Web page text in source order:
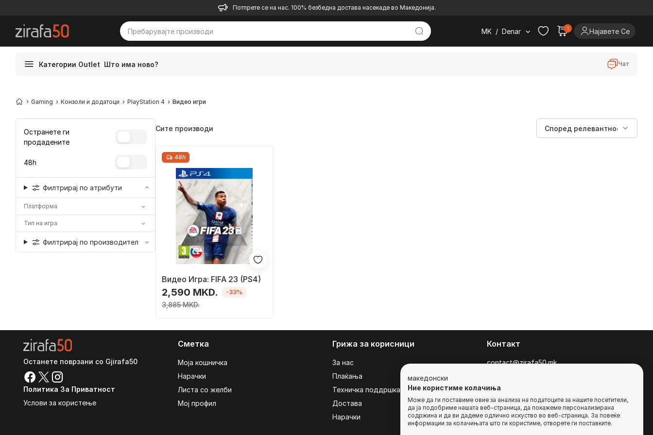
Потпрете се на нас. 100% безбедна достава насекаде во Македонија.
MK / Denar 1 Најавете Се
Категории Outlet Што има ново? Чат
Gaming Конзоли и додатоци PlayStation 4 Видео игри
Остранете ги
продадените
48h
Филтрирај по атрибути
Платформа
Тип на игра
Филтрирај по производител
Сите производи
48h
Видео Игра: FIFA 23 (PS4)
2,590 MKD.
3,885 MKD.
-33%
Останете поврзани со Gjirafa50
Политика За Приватност
Услови за користење
Сметка
Моја кошничка
Нарачки
Листа со желби
Мој профил
Грижа за корисници
За нас
Плаќања
Техничка поддршка
Достава
Нарачки
Контакт
contact@zirafa50.mk
За барања на понуди, контактирајте нѐ
на:
b2b@zirafa50.mk
македонски
Ние користиме колачиња
Може да ги поставиме овие за анализа на податоците за нашите посетители,
да ја подобриме нашата веб-страница, да покажеме персонализирана
содржина и да ви дадеме одлично искуство во веб-страница. За повеќе
информации за колачињата што ги користиме, отворете ги поставките.